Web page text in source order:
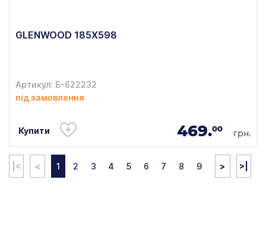
GLENWOOD 185X598
Артикул: Б-622232
під замовлення
Купити 469.00 грн.
|< < 1 2 3 4 5 6 7 8 9 > >|